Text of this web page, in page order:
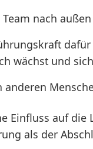
nach
wächst und
anderen
Einfluss auf
als der